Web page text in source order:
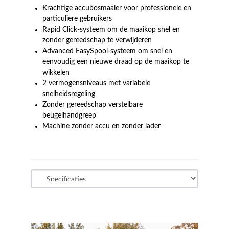
Krachtige accubosmaaier voor professionele en
particuliere gebruikers
Rapid Click-systeem om de maaikop snel en
zonder gereedschap te verwijderen
Advanced EasySpool-systeem om snel en
eenvoudig een nieuwe draad op de maaikop te
wikkelen
2 vermogensniveaus met variabele
snelheidsregeling
Zonder gereedschap verstelbare
beugelhandgreep
Machine zonder accu en zonder lader